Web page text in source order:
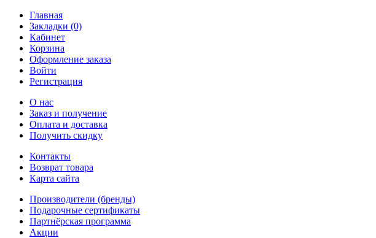
Главная
Закладки (0)
Кабинет
Корзина
Оформление заказа
Войти
Регистрация
О нас
Заказ и получение
Оплата и доставка
Получить скидку
Контакты
Возврат товара
Карта сайта
Производители (бренды)
Подарочные сертификаты
Партнёрская программа
Акции